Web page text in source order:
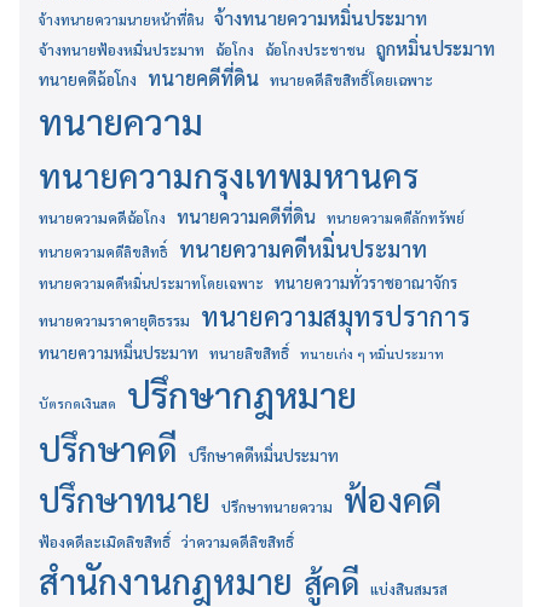
จ้างทนายความนายหน้าที่ดิน จ้างทนายความหมิ่นประมาท
จ้างทนายฟ้องหมิ่นประมาท ฉ้อโกง ฉ้อโกงประชาชน ถูกหมิ่นประมาท
ทนายคดีฉ้อโกง ทนายคดีที่ดิน ทนายคดีลิขสิทธิ์โดยเฉพาะ
ทนายความ
ทนายความกรุงเทพมหานคร
ทนายความคดีฉ้อโกง ทนายความคดีที่ดิน ทนายความคดีลักทรัพย์
ทนายความคดีลิขสิทธิ์
ทนายความคดีหมิ่นประมาท
ทนายความคดีหมิ่นประมาทโดยเฉพาะ ทนายความทั่วราชอาณาจักร
ทนายความราคายุติธรรม ทนายความสมุทรปราการ
ทนายความหมิ่นประมาท ทนายลิขสิทธิ์ ทนายเก่ง ๆ หมิ่นประมาท
บัตรกดเงินสด ปรึกษากฎหมาย
ปรึกษาคดี ปรึกษาคดีหมิ่นประมาท
ปรึกษาทนาย ปรึกษาทนายความ ฟ้องคดี
ฟ้องคดีละเมิดลิขสิทธิ์ ว่าความคดีลิขสิทธิ์
สำนักงานกฎหมาย สู้คดี แบ่งสินสมรส